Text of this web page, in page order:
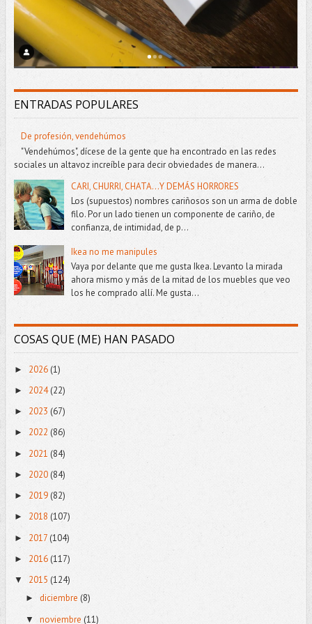
ENTRADAS POPULARES
De profesión, vendehúmos
"Vendehúmos", dícese de la gente que ha encontrado en las redes
sociales un altavoz increíble para decir obviedades de manera...
CARI, CHURRI, CHATA...Y DEMÁS HORRORES
Los (supuestos) nombres cariñosos son un arma de doble
filo. Por un lado tienen un componente de cariño, de
confianza, de intimidad, de p...
Ikea no me manipules
Vaya por delante que me gusta Ikea. Levanto la mirada
ahora mismo y más de la mitad de los muebles que veo
los he comprado allí. Me gusta...
COSAS QUE (ME) HAN PASADO
► 2026(1)
► 2024(22)
► 2023 (67)
► 2022 (86)
► 2021 (84)
► 2020(84)
► 2019 (82)
► 2018 (107)
► 2017(104)
► 2016(117)
▼ 2015 (124)
► diciembre (8)
▼ noviembre (11)